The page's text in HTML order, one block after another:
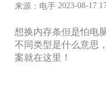
来源：电手 2023-08-17
想换内存条但是怕电
不同类型是什么意思
案就在这里！